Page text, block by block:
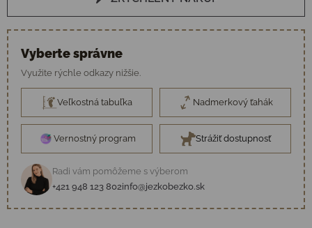
Vyberte správne
Využite rýchle odkazy nižšie.
Veľkostná tabuľka Nadmerkový ťahák
Vernostný program Strážiť dostupnosť
Radi vám pomôžeme s výberom
+421 948 123 802info@jezkobezko.sk